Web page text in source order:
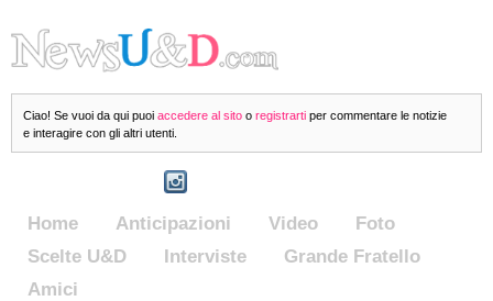
Ciao! Se vuoi da qui puoi accedere al sito o registrarti per commentare le notizie
e interagire con gli altri utenti.
Home Anticipazioni Video
Foto
Scelte U&D
Interviste
Grande Fratello
Amici